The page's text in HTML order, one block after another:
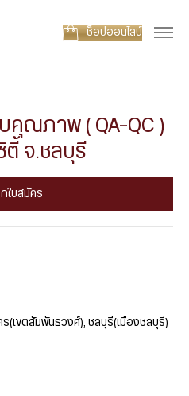
ช็อปออนไลน์
คุณภาพ ( QA-QC )
ตี้ จ.ชลบุรี
ใบสมัคร
(เขตสัมพันธวงศ์), ชลบุรี(เมืองชลบุรี)